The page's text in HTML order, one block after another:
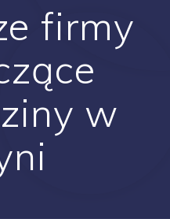
firmy
w